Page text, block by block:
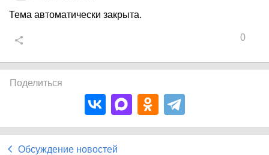
Тема автоматически закрыта.
0
Поделиться
Обсуждение новостей